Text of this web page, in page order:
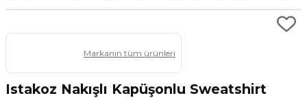
Markanın tüm ürünleri
Istakoz Nakışlı Kapüşonlu Sweatshirt